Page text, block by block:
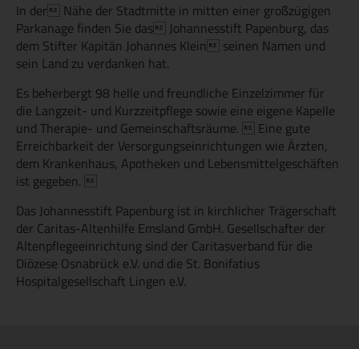
In der Nähe der Stadtmitte in mitten einer großzügigen
Parkanage finden Sie das Johannesstift Papenburg, das
dem Stifter Kapitän Johannes Klein seinen Namen und
sein Land zu verdanken hat.
Es beherbergt 98 helle und freundliche Einzelzimmer für
die Langzeit- und Kurzzeitpflege sowie eine eigene Kapelle
und Therapie- und Gemeinschaftsräume.  Eine gute
Erreichbarkeit der Versorgungseinrichtungen wie Ärzten,
dem Krankenhaus, Apotheken und Lebensmittelgeschäften
ist gegeben.
Das Johannesstift Papenburg ist in kirchlicher Trägerschaft
der Caritas-Altenhilfe Emsland GmbH. Gesellschafter der
Altenpflegeeinrichtung sind der Caritasverband für die
Diözese Osnabrück e.V. und die St. Bonifatius
Hospitalgesellschaft Lingen e.V.